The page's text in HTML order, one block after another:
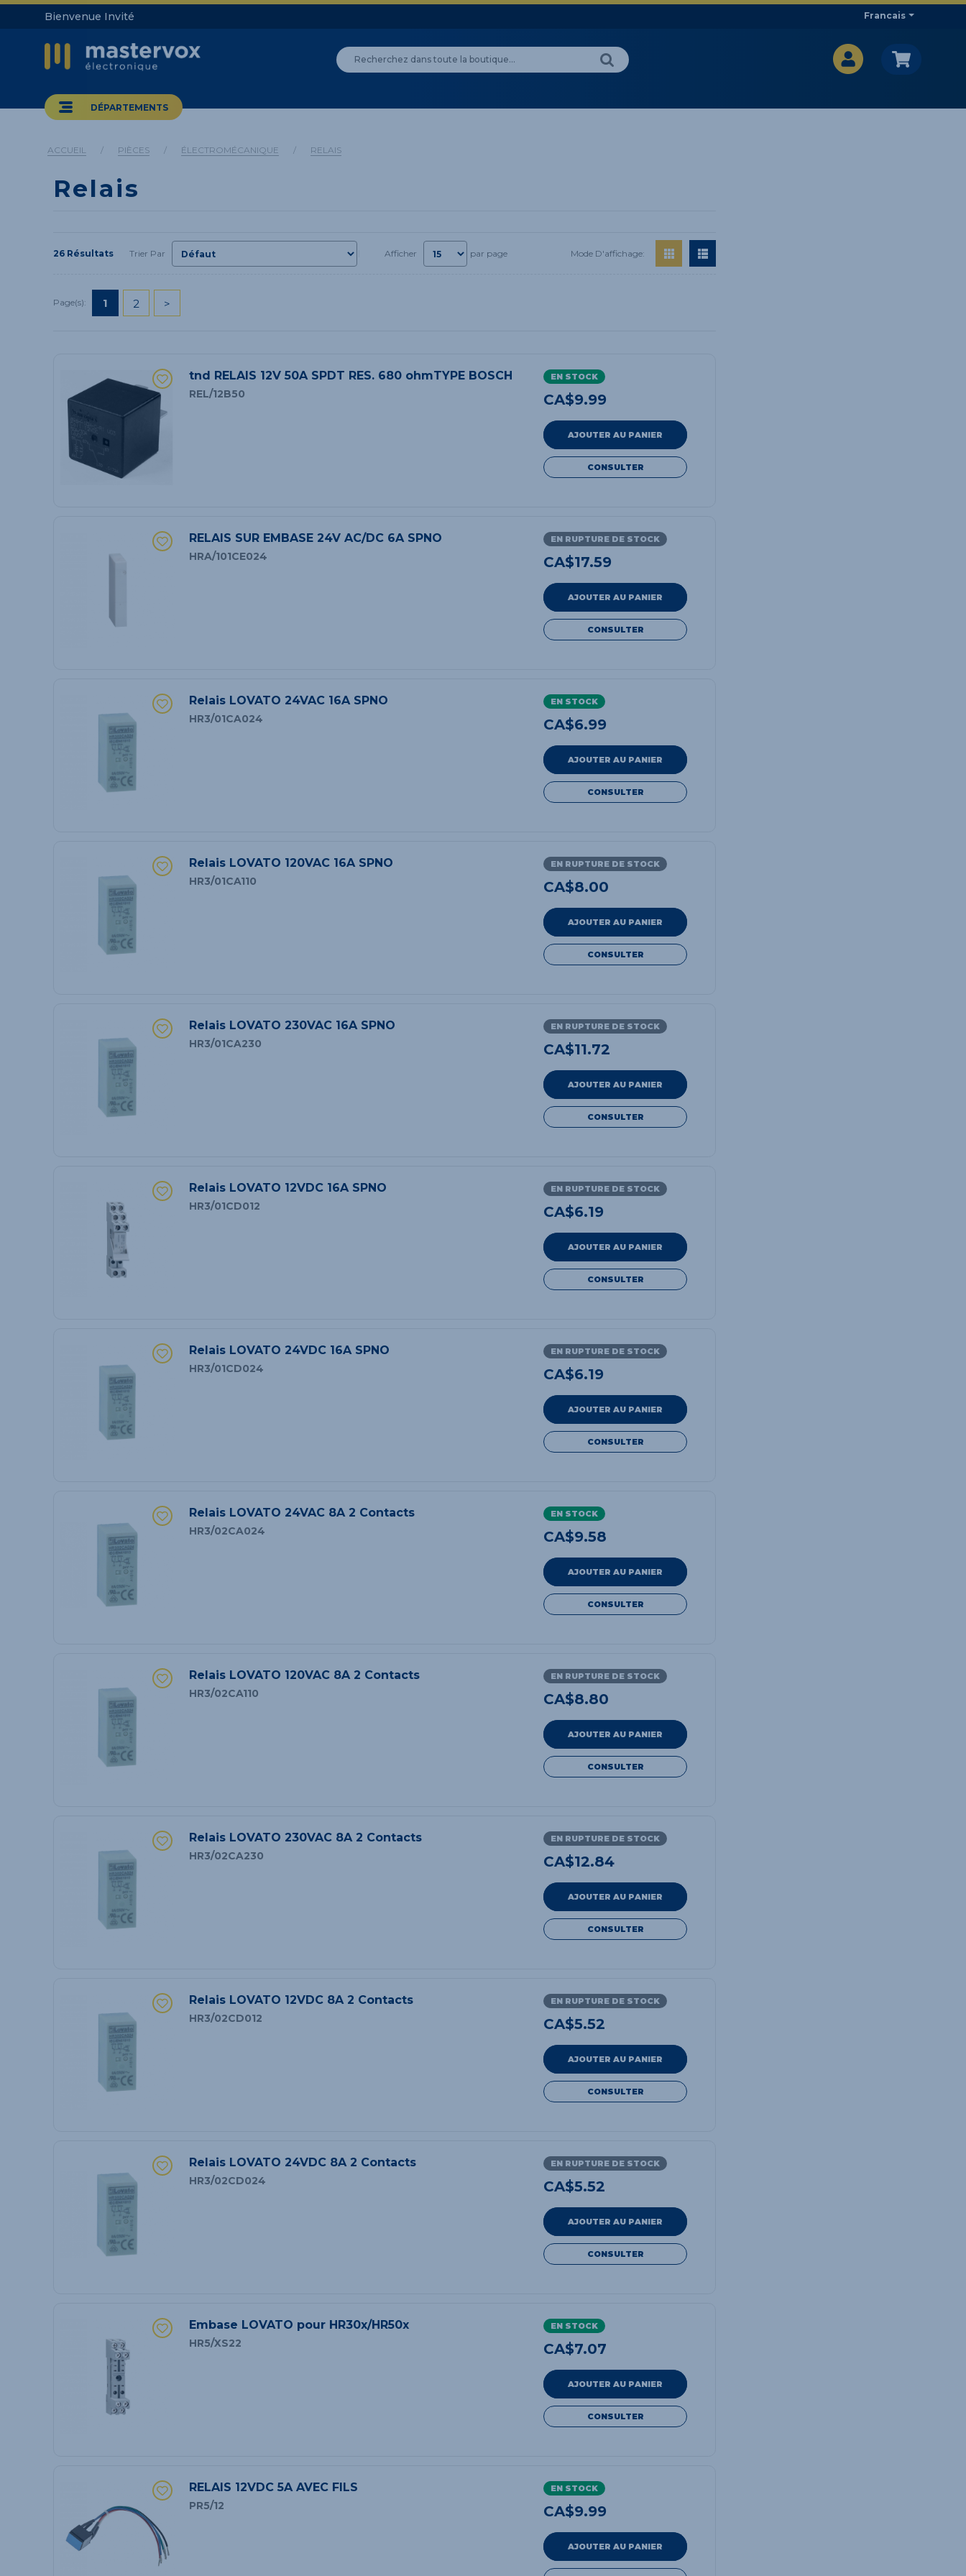
Bienvenue Invité Francais
DÉPARTEMENTS
ACCUEIL / PIÈCES / ÉLECTROMÉCANIQUE / RELAIS
Relais
26 Résultats Trier Par Afficher par page Mode D'affichage:
Page(s): 1 2 >
tnd RELAIS 12V 50A SPDT RES. 680 ohmTYPE BOSCH
REL/12B50
EN STOCK
CA$9.99
AJOUTER AU PANIER
CONSULTER
RELAIS SUR EMBASE 24V AC/DC 6A SPNO
HRA/101CE024
EN RUPTURE DE STOCK
CA$17.59
AJOUTER AU PANIER
CONSULTER
Relais LOVATO 24VAC 16A SPNO
HR3/01CA024
EN STOCK
CA$6.99
AJOUTER AU PANIER
CONSULTER
Relais LOVATO 120VAC 16A SPNO
HR3/01CA110
EN RUPTURE DE STOCK
CA$8.00
AJOUTER AU PANIER
CONSULTER
Relais LOVATO 230VAC 16A SPNO
HR3/01CA230
EN RUPTURE DE STOCK
CA$11.72
AJOUTER AU PANIER
CONSULTER
Relais LOVATO 12VDC 16A SPNO
HR3/01CD012
EN RUPTURE DE STOCK
CA$6.19
AJOUTER AU PANIER
CONSULTER
Relais LOVATO 24VDC 16A SPNO
HR3/01CD024
EN RUPTURE DE STOCK
CA$6.19
AJOUTER AU PANIER
CONSULTER
Relais LOVATO 24VAC 8A 2 Contacts
HR3/02CA024
EN STOCK
CA$9.58
AJOUTER AU PANIER
CONSULTER
Relais LOVATO 120VAC 8A 2 Contacts
HR3/02CA110
EN RUPTURE DE STOCK
CA$8.80
AJOUTER AU PANIER
CONSULTER
Relais LOVATO 230VAC 8A 2 Contacts
HR3/02CA230
EN RUPTURE DE STOCK
CA$12.84
AJOUTER AU PANIER
CONSULTER
Relais LOVATO 12VDC 8A 2 Contacts
HR3/02CD012
EN RUPTURE DE STOCK
CA$5.52
AJOUTER AU PANIER
CONSULTER
Relais LOVATO 24VDC 8A 2 Contacts
HR3/02CD024
EN RUPTURE DE STOCK
CA$5.52
AJOUTER AU PANIER
CONSULTER
Embase LOVATO pour HR30x/HR50x
HR5/XS22
EN STOCK
CA$7.07
AJOUTER AU PANIER
CONSULTER
RELAIS 12VDC 5A AVEC FILS
PR5/12
EN STOCK
CA$9.99
AJOUTER AU PANIER